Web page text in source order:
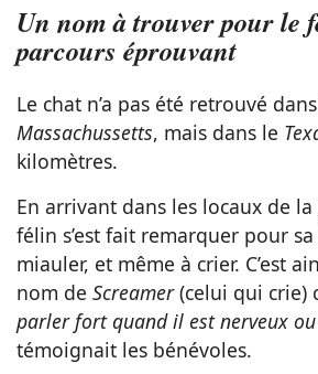
Un nom à trouver pour le
parcours éprouvant
Le chat n’a pas été retrouvé
Massachussetts, mais dans le
kilomètres.
En arrivant dans les locaux de la
félin s’est fait remarquer pour
miauler, et même à crier. C’est
nom de Screamer(celui qui crie)
parler fort quand il est nerveux
témoignait les bénévoles.